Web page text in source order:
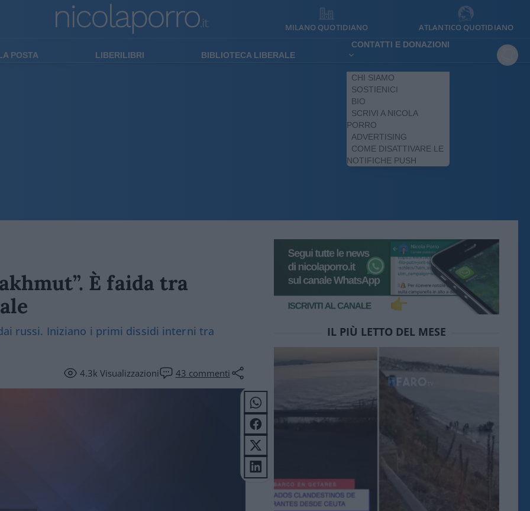
MILANO QUOTIDIANO ATLANTICO QUOTIDIANO
POSTA LIBERILIBRI BIBLIOTECA LIBERALE
CONTATTI E DONAZIONI
CHI SIAMO
SOSTIENICI
BIO
SCRIVI A NICOLA
PORRO
ADVERTISING
COME DISATTIVARE LE
NOTIFICHE PUSH
È faida tra
russi. Iniziano i primi dissidi interni tra
4.3kVisualizzazioni 43 commenti
IL PIÙ LETTO DEL MESE